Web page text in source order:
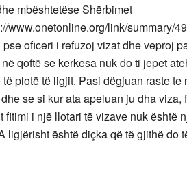
mbështetëse Shërbimet
www.onetonline.org/link/summary/
oficeri i refuzoj vizat dhe veproj
qoftë se kerkesa nuk do ti jepet
plotë të ligjit. Pasi dëgjuan raste
se si kur ata apeluan ju dha viza,
fitimi i një llotari të vizave nuk është
ligjërisht është diçka që të gjithë do